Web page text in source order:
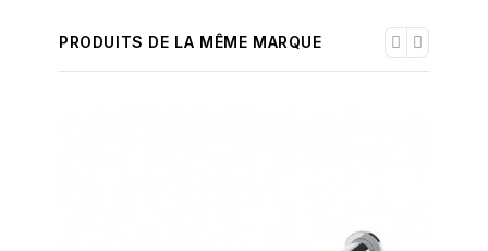
PRODUITS DE LA MÊME MARQUE